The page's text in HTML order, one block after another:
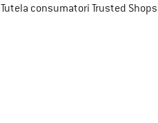
Tutela consumatori Trusted Shops